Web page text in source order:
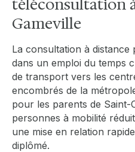
téléconsultation
Gameville
La consultation à
dans un emploi du temps
de transport vers les
encombrés de la
pour les parents de Saint-
personnes à mobilité
une mise en relation
diplômé.